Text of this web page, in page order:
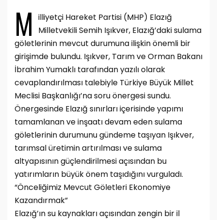
M
illiyetçi Hareket Partisi (MHP) Elazığ
Milletvekili Semih Işıkver, Elazığ’daki sulama
göletlerinin mevcut durumuna ilişkin önemli bir
girişimde bulundu. Işıkver, Tarım ve Orman Bakanı
İbrahim Yumaklı tarafından yazılı olarak
cevaplandırılması talebiyle Türkiye Büyük Millet
Meclisi Başkanlığı’na soru önergesi sundu.
Önergesinde Elazığ sınırları içerisinde yapımı
tamamlanan ve inşaatı devam eden sulama
göletlerinin durumunu gündeme taşıyan Işıkver,
tarımsal üretimin artırılması ve sulama
altyapısının güçlendirilmesi açısından bu
yatırımların büyük önem taşıdığını vurguladı.
“Önceliğimiz Mevcut Göletleri Ekonomiye
Kazandırmak”
Elazığ’ın su kaynakları açısından zengin bir il